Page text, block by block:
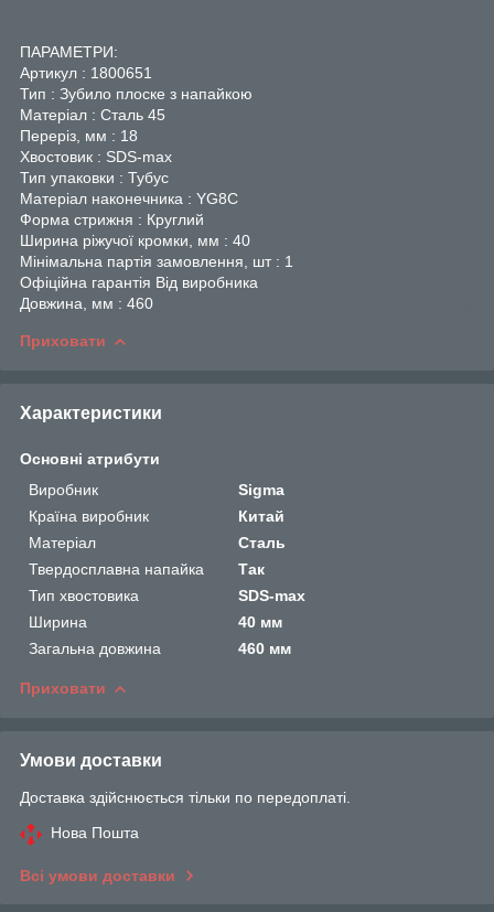
ПАРАМЕТРИ:
Артикул : 1800651
Тип : Зубило плоске з напайкою
Матеріал : Сталь 45
Переріз, мм : 18
Хвостовик : SDS-max
Тип упаковки : Тубус
Матеріал наконечника : YG8C
Форма стрижня : Круглий
Ширина ріжучої кромки, мм : 40
Мінімальна партія замовлення, шт : 1
Офіційна гарантія Від виробника
Довжина, мм : 460
Приховати
Характеристики
Основні атрибути
Виробник
Sigma
Країна виробник
Китай
Матеріал
Сталь
Твердосплавна напайка
Так
Тип хвостовика
SDS-max
Ширина
40 мм
Загальна довжина
460 мм
Приховати
Умови доставки
Доставка здійснюється тільки по передоплаті.
Нова Пошта
Всі умови доставки